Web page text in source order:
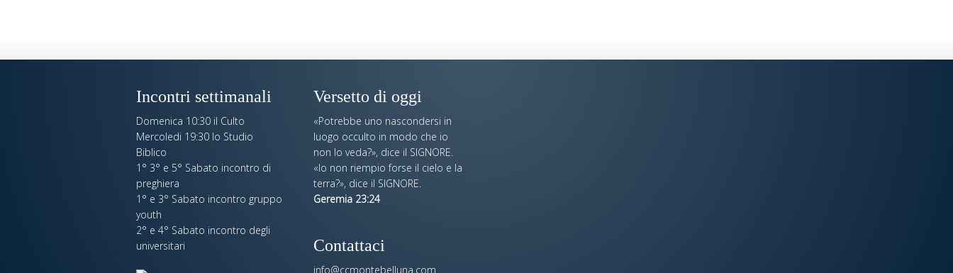
Incontri settimanali
Domenica 10:30 il Culto
Mercoledi 19:30 lo Studio
Biblico
1° 3° e 5° Sabato incontro di
preghiera
1° e 3° Sabato incontro gruppo
youth
2° e 4° Sabato incontro degli
universitari
Versetto di oggi
«Potrebbe uno nascondersi in
luogo occulto in modo che io
non lo veda?», dice il SIGNORE.
«Io non riempio forse il cielo e la
terra?», dice il SIGNORE.
Geremia 23:24
Contattaci
info@ccmontebelluna.com